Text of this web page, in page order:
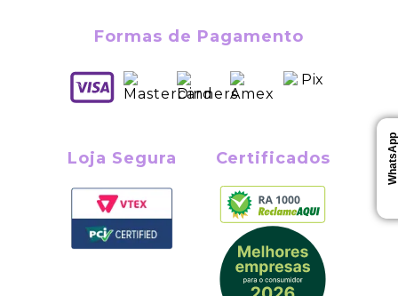
WhatsApp
Formas de Pagamento
Loja Segura Certificados